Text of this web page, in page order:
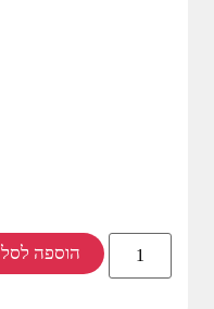
הוספה לסל